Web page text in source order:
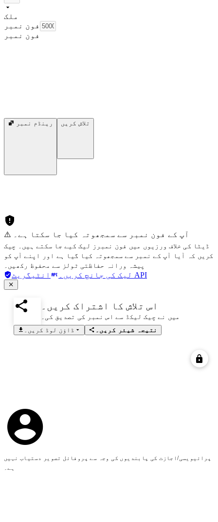
ملک
فون نمبر
فون نمبر
رینڈم نمبر تلاش کریں
⚠️ آپ کے فون نمبر سے سمجھوتہ کیا جا سکتا ہے۔
ڈیٹا کی خلاف ورزیوں میں فون نمبرز لیک کیے جا سکتے ہیں۔ چیک
کریں کہ آیا آپ کے نمبر سے سمجھوتہ کیا گیا ہے اور اپنے آپ کو
پیشہ ورانہ حفاظتی ٹولز سے محفوظ رکھیں۔
لیک کی جانچ کریں۔ انٹیگریٹ API
اس تلاش کا اشتراک کریں۔
میں نے چیک لیکڈ سے اس نمبر کی تصدیق کی۔
ڈاؤن لوڈ کریں۔
نتیجہ شیئر کریں۔
پرائیویسی/اجازت کی پابندیوں کی وجہ سے پروفائل تصویر دستیاب نہیں
ہے۔